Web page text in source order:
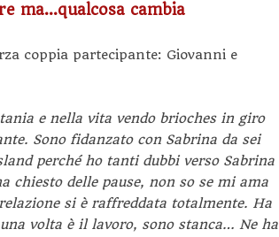
ma…qualcosa cambia
coppia partecipante: Giovanni e
e nella vita vendo brioches in giro
Sono fidanzato con Sabrina da sei
perché ho tanti dubbi verso Sabrina
chiesto delle pause, non so se mi ama
si è raffreddata totalmente. Ha
volta è il lavoro, sono stanca… Ne ha